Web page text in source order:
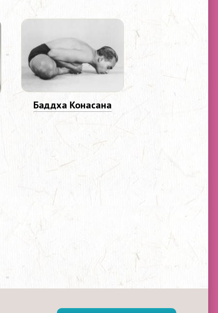
Баддха Конасана